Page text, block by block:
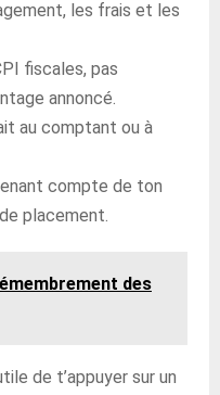
les frais et les
fiscales, pas
annoncé.
au comptant ou à
compte de ton
placement.
des
de t’appuyer sur un